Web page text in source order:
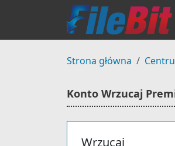
Strona główna
Konto Wrzucaj
Wrzucaj